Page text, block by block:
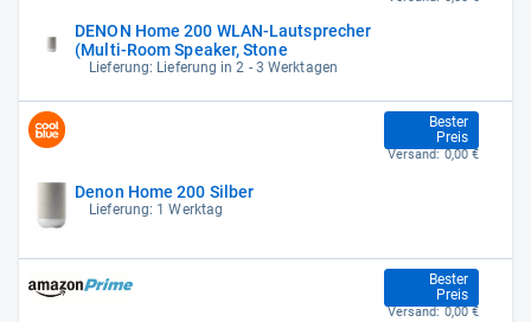
DENON Home 200 WLAN-Lautsprecher
(Multi-Room Speaker, Stone
Lieferung: Lieferung in 2 - 3 Werktagen
Denon Home 200 Silber
Lieferung: 1 Werktag
Bester
Preis
349,00 €
Versand: 0,00 €
Bester
Preis
349,00 €
Versand: 0,00 €